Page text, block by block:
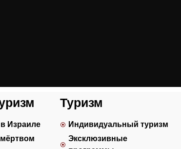
Израиле
Туризм
Индивидуальный туризм
Эксклюзивные